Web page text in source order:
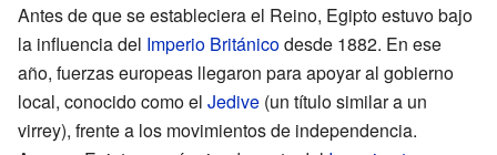
Antes de que se estableciera el Reino, Egipto estuvo bajo
la influencia del Imperio Británicodesde 1882. En ese
año, fuerzas europeas llegaron para apoyar al gobierno
local, conocido como el Jedive (un título similar a un
virrey), frente a los movimientos de independencia.